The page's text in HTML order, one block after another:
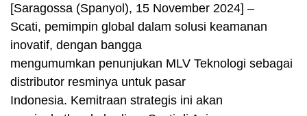
[Saragossa (Spanyol), 15 November 2024] –
Scati, pemimpin global dalam solusi keamanan
inovatif, dengan bangga
mengumumkan penunjukan MLV Teknologi sebagai
distributor resminya untuk pasar
Indonesia. Kemitraan strategis ini akan